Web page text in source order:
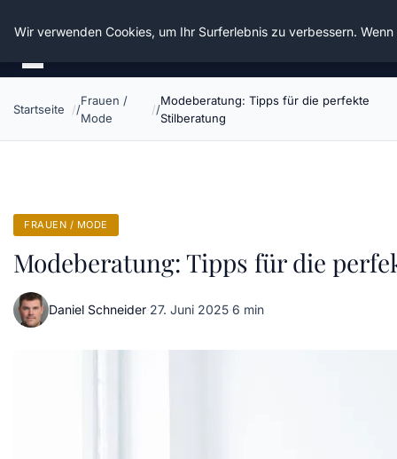
Die Schnitter
Startseite
Frauen /
Mode
Modeberatung: Tipps für die perfekte
Stilberatung
FRAUEN / MODE
Modeberatung: Tipps für die
Daniel Schneider·27. Juni 2025·6 min
Wir verwenden Cookies, um Ihr Surferlebnis zu verbessern.